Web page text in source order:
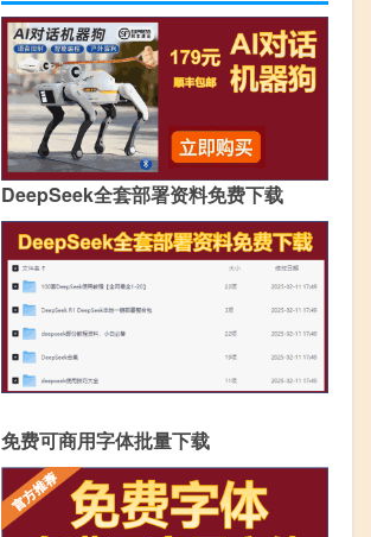
DeepSeek全套部署资料免费下载
免费可商用字体批量下载